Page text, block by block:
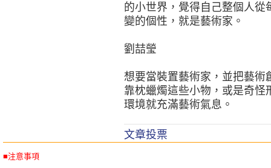
的小世界，覺得自己整個人
變的個性，就是藝術家。
劉喆瑩
想要當裝置藝術家，並把藝術
靠枕蠟燭這些小物，或是奇
環境就充滿藝術氣息。
文章投票
■注意事項